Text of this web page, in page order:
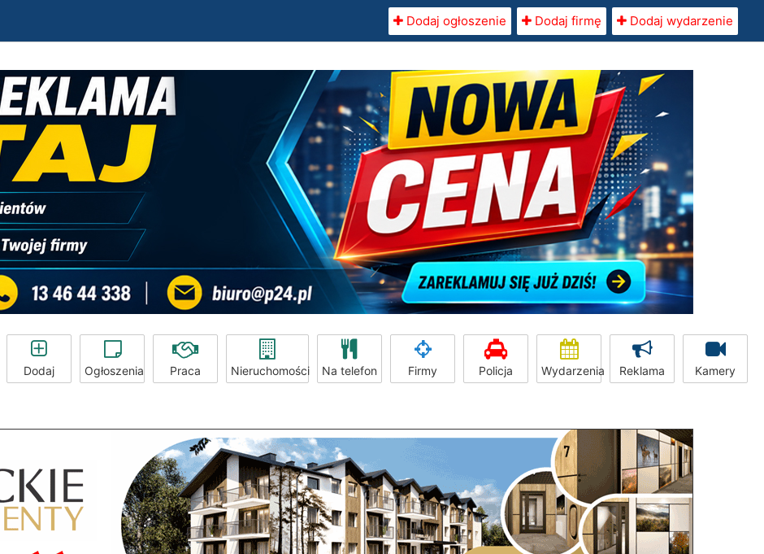
Dodaj ogłoszenie Dodaj firmę Dodaj wydarzenie
Dodaj Ogłoszenia Praca Nieruchomości Na telefon Firmy Policja Wydarzenia Reklama Kamery